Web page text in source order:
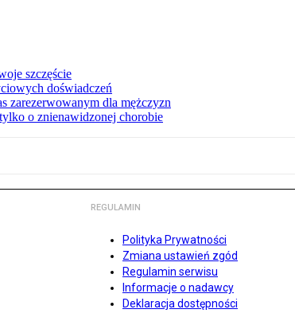
szczęście
doświadczeń
zarezerwowanym dla mężczyzn
o znienawidzonej chorobie
REGULAMIN
Polityka Prywatności
Zmiana ustawień zgód
Regulamin serwisu
Informacje o nadawcy
Deklaracja dostępności